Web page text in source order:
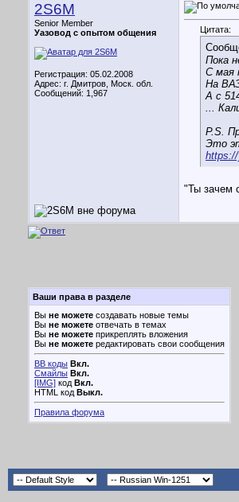
2S6M
Senior Member
Уазовод с опытом общения
Регистрация: 05.02.2008
Адрес: г. Дмитров, Моск. обл.
Сообщений: 1,967
Цитата:
Пока
С мая
На
А с
...
P.S.
Это
https://
"Ты зачем
Ваши права в разделе
Вы не можете создавать новые темы
Вы не можете отвечать в темах
Вы не можете прикреплять вложения
Вы не можете редактировать свои сообщения
BB коды Вкл.
Смайлы Вкл.
[IMG] код Вкл.
HTML код Выкл.
Правила форума